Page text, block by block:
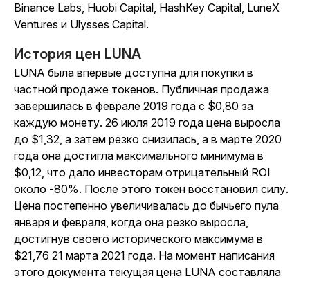
Binance Labs, Huobi Capital, HashKey Capital, LuneX
Ventures и Ulysses Capital.
История цен LUNA
LUNA была впервые доступна для покупки в
частной продаже токенов. Публичная продажа
завершилась в феврале 2019 года с $0,80 за
каждую монету. 26 июля 2019 года цена выросла
до $1,32, а затем резко снизилась, а в марте 2020
года она достигла максимального минимума в
$0,12, что дало инвесторам отрицательный ROI
около -80%. После этого токен восстановил силу.
Цена постепенно увеличивалась до бычьего пула
января и февраля, когда она резко выросла,
достигнув своего исторического максимума в
$21,76 21 марта 2021 года. На момент написания
этого документа текущая цена LUNA составляла